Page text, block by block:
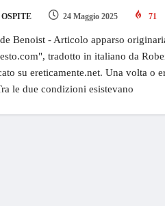
24 Maggio 2025 71
Benoist - Articolo apparso
tradotto in italiano da
su ereticamente.net. Una volta o
le due condizioni esistevano